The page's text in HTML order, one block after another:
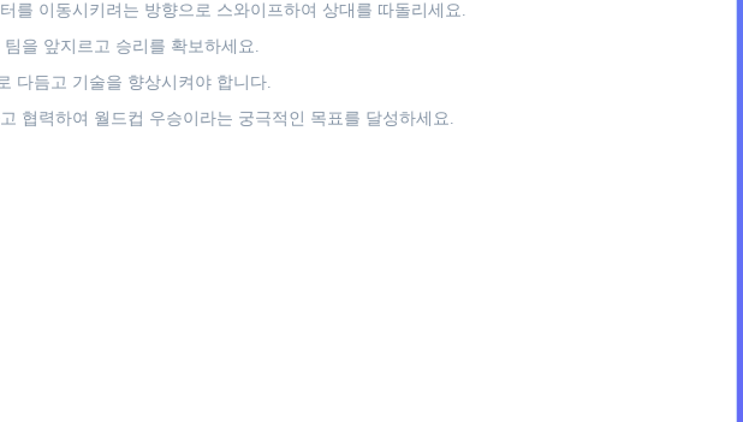
를 이동시키려는 방향으로 스와이프하여 상대를 따돌리세요.
을 앞지르고 승리를 확보하세요.
다듬고 기술을 향상시켜야 합니다.
협력하여 월드컵 우승이라는 궁극적인 목표를 달성하세요.